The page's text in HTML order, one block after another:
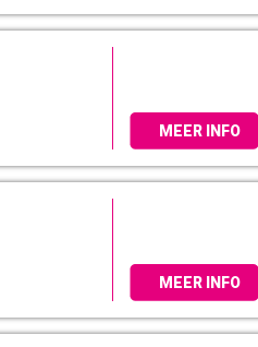
MEER INFO
MEER INFO